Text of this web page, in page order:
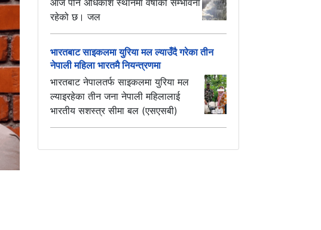
आज पनि अधिकांश स्थानमा वर्षाको सम्भावना
रहेको छ। जल
भारतबाट साइकलमा युरिया मल ल्याउँदै गरेका तीन
नेपाली महिला भारतमै नियन्त्रणमा
भारतबाट नेपालतर्फ साइकलमा युरिया मल
ल्याइरहेका तीन जना नेपाली महिलालाई
भारतीय सशस्त्र सीमा बल (एसएसबी)